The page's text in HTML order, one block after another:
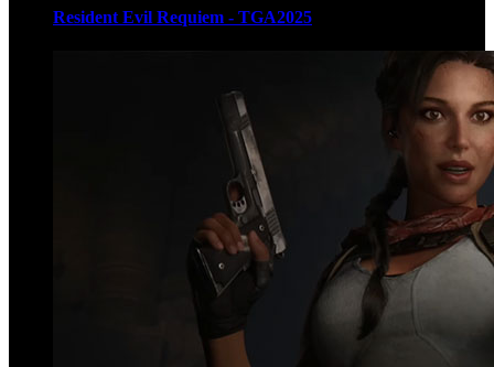
Resident Evil Requiem - TGA2025